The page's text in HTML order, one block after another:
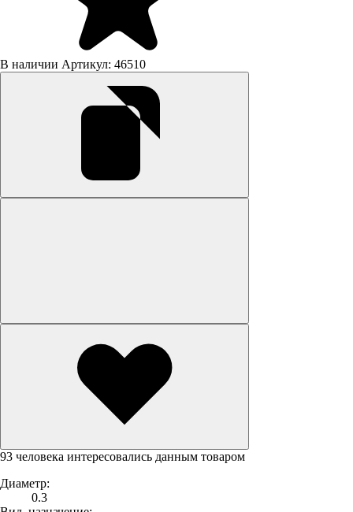
В наличии Артикул: 46510
93 человека интересовались данным товаром
Диаметр:
0.3